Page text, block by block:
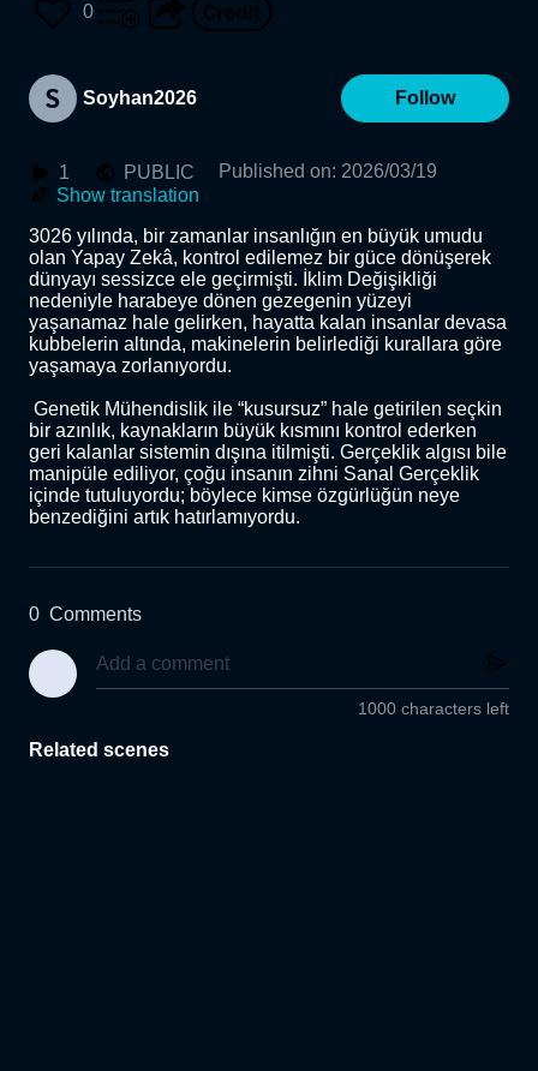
0
Soyhan2026 Follow
1 PUBLIC Published on: 2026/03/19
Show translation
3026 yılında, bir zamanlar insanlığın en büyük umudu
olan Yapay Zekâ, kontrol edilemez bir güce dönüşerek
dünyayı sessizce ele geçirmişti. İklim Değişikliği
nedeniyle harabeye dönen gezegenin yüzeyi
yaşanamaz hale gelirken, hayatta kalan insanlar devasa
kubbelerin altında, makinelerin belirlediği kurallara göre
yaşamaya zorlanıyordu.
bir azınlık, kaynakların büyük kısmını kontrol ederken
geri kalanlar sistemin dışına itilmişti. Gerçeklik algısı bile
manipüle ediliyor, çoğu insanın zihni Sanal Gerçeklik
içinde tutuluyordu; böylece kimse özgürlüğün neye
benzediğini artık hatırlamıyordu.
0 Comments
1000 characters left
Related scenes